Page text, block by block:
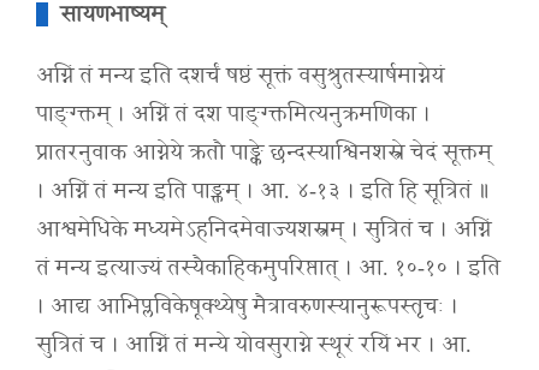
सायणभाष्यम्
अग्निं तं मन्य इति दशर्चं षष्ठं सूक्तं वसुश्रुतस्यार्षमाग्नेयं
पाङ्ग्क्तम् । अग्निं तं दश पाङ्ग्क्तमित्यनुक्रमणिका ।
प्रातरनुवाक आग्नेये क्रतौ पाङ्के छन्दस्याश्विनशस्त्रे चेदं सूक्तम्
। अग्निं तं मन्य इति पाङ्क्तम् । आ. ४-१३ । इति हि सूत्रितं ॥
आश्वमेधिके मध्यमेऽहनिदमेवाज्यशस्त्रम् । सुत्रितं च । अग्निं
तं मन्य इत्याज्यं तस्यैकाहिकमुपरिष्तात् । आ. १०-१० । इति
। आद्य आभिप्लविकेषूक्थ्येषु मैत्रावरुणस्यानुरूपस्तृचः ।
सुत्रितं च । आग्निं तं मन्ये योवसुराग्ने स्थूरं रयिं भर । आ.